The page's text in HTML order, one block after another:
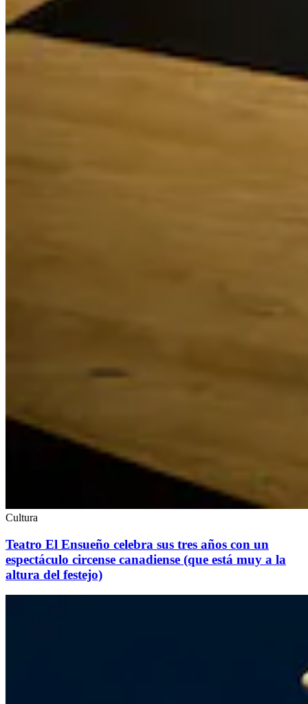
Cultura
Teatro El Ensueño celebra sus tres años con un
espectáculo circense canadiense (que está muy a la
altura del festejo)